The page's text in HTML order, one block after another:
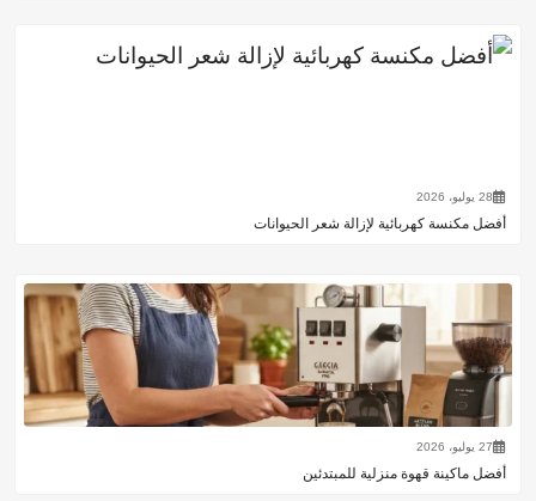
28 يوليو، 2026
أفضل مكنسة كهربائية لإزالة شعر الحيوانات
27 يوليو، 2026
أفضل ماكينة قهوة منزلية للمبتدئين